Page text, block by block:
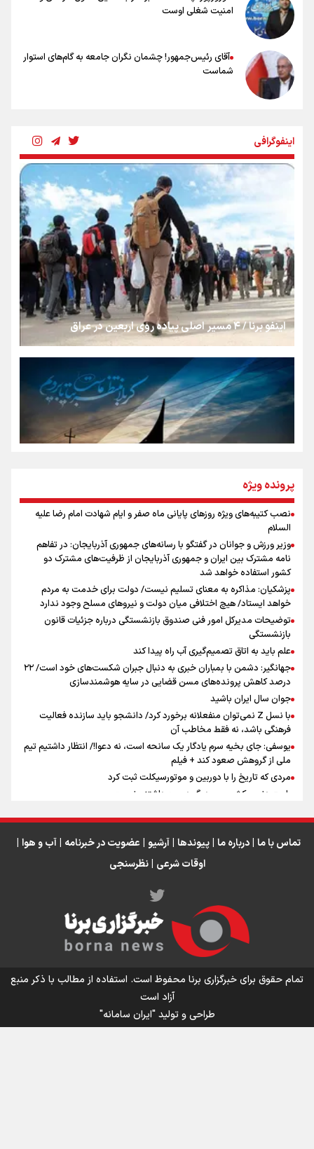
امنیت شغلی اوست
آقای رئیس‌جمهور! چشمان نگران جامعه به گام‌های استوار
شماست
بنزین؛ تدبیری برای حفظ امنیت انرژی
«هورامان»؛ میراثی که جهان را شیفته کرد
شکستگیِ بزرگ؛ روایتِ یک استخوان، یک نسل، یک توهم!
رسانه ملی و حق مردم برای شنیدن صدای رئیس‌جمهوری
روایت ایران از کنار مردم
جمله‌ای که بغض چهارماهه را شکست؛ «آهای مردم، آقا از
تهران رفتند»
سه حسرتی که به دلم ماند
اینفوگرافی
اینفو برنا / ۴ مسیر اصلی پیاده روی اربعین در عراق
اینفو برنا / توصیه‌هایی طلایی برای پیاده روی اربعین
اینفو برنا / جدول کامل فاصله مرز شلمچه تا شهرهای زیارتی
عراق
اینفو برنا/ میزان مالیات بر ارزش افزوده چقدر است؟
پرونده ویژه
نصب کتیبه‌های ویژه روزهای پایانی ماه صفر و ایام شهادت امام رضا علیه
السلام
وزیر ورزش و جوانان در گفتگو با رسانه‌های جمهوری آذربایجان: در تفاهم
نامه مشترک بین ایران و جمهوری آذربایجان از ظرفیت‌های مشترک دو
کشور استفاده خواهد شد
پزشکیان: مذاکره به معنای تسلیم نیست/ دولت برای خدمت به مردم
خواهد ایستاد/ هیچ اختلافی میان دولت و نیروهای مسلح وجود ندارد
توضیحات مدیرکل امور فنی صندوق بازنشستگی درباره جزئیات قانون
بازنشستگی
علم باید به اتاق تصمیم‌گیری آب راه پیدا کند
جهانگیر: دشمن با بمباران خبری به دنبال جبران شکست‌های خود است/ ۲۲
درصد کاهش پرونده‌های مسن قضایی در سایه هوشمندسازی
جوان سال ایران باشید
با نسل Z نمی‌توان منفعلانه برخورد کرد/ دانشجو باید سازنده فعالیت
فرهنگی باشد، نه فقط مخاطب آن
یوسفی: جای بخیه سرم یادگار یک سانحه است، نه دعوا!/ انتظار داشتیم تیم
ملی از گروهش صعود کند + فیلم
مردی که تاریخ را با دوربین و موتورسیکلت ثبت کرد
رابرت دنیرو: کشور من دیگر دوست‌داشتنی نیست
انتظار حضور تیم‌های بزرگ مثل استقلال در لیگ هستیم
تورم ۵۸ درصدی معدن / وقتی هزینه استخراج از توان قیمت‌گذاری سبقتتماس با ما | درباره ما | پیوندها | آرشیو | عضویت در خبرنامه | آب و هوا |
اوقات شرعی | نظرسنجی
تمام حقوق برای خبرگزاری برنا محفوظ است. استفاده از مطالب با ذکر منبع
آزاد است
طراحی و تولید"ایران سامانه"